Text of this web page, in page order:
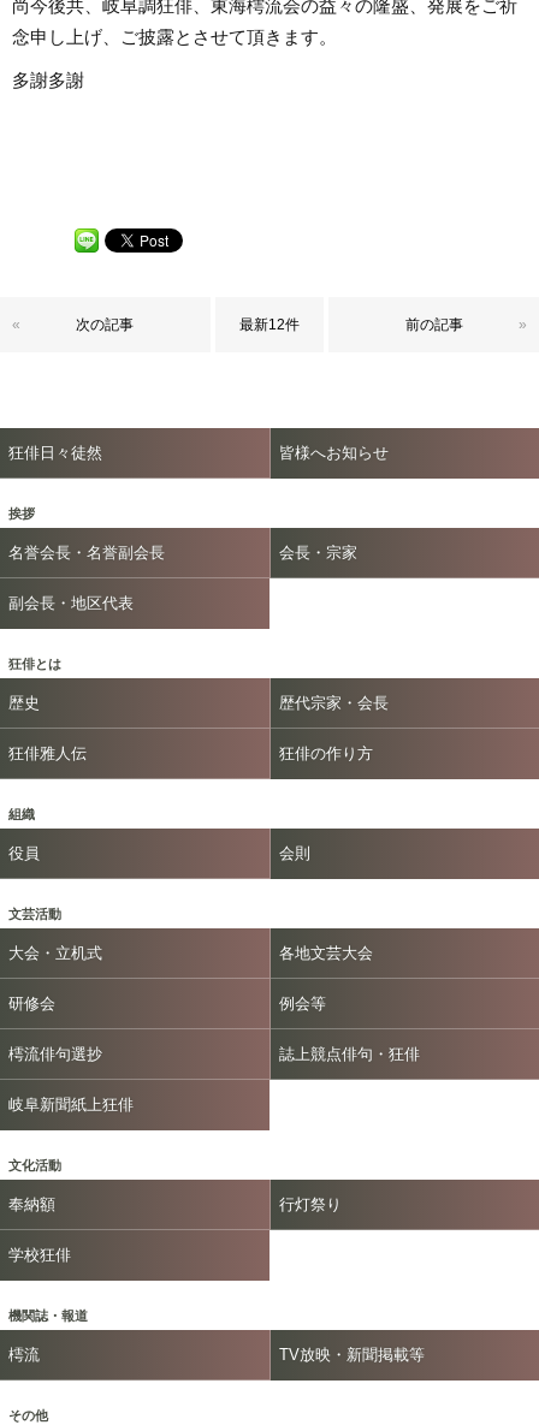
尚今後共、岐阜調狂俳、東海樗流会の益々の隆盛、発展をご祈
念申し上げ、ご披露とさせて頂きます。
多謝多謝
次の記事
« 最新12件 前の記事 »
狂俳日々徒然 皆様へお知らせ
挨拶
名誉会長・名誉副会長 会長・宗家
副会長・地区代表
狂俳とは
歴史 歴代宗家・会長
狂俳雅人伝 狂俳の作り方
組織
役員 会則
文芸活動
大会・立机式 各地文芸大会
研修会 例会等
樗流俳句選抄 誌上競点俳句・狂俳
岐阜新聞紙上狂俳
文化活動
奉納額 行灯祭り
学校狂俳
機関誌・報道
樗流 TV放映・新聞掲載等
その他